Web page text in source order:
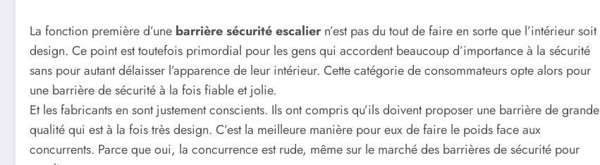
La fonction première d’une barrière sécurité escalier n’est pas du tout de faire en sorte que l’intérieur soit
design. Ce point est toutefois primordial pour les gens qui accordent beaucoup d’importance à la sécurité
sans pour autant délaisser l’apparence de leur intérieur. Cette catégorie de consommateurs opte alors pour
une barrière de sécurité à la fois fiable et jolie.
Et les fabricants en sont justement conscients. Ils ont compris qu’ils doivent proposer une barrière de grande
qualité qui est à la fois très design. C’est la meilleure manière pour eux de faire le poids face aux
concurrents. Parce que oui, la concurrence est rude, même sur le marché des barrières de sécurité pour